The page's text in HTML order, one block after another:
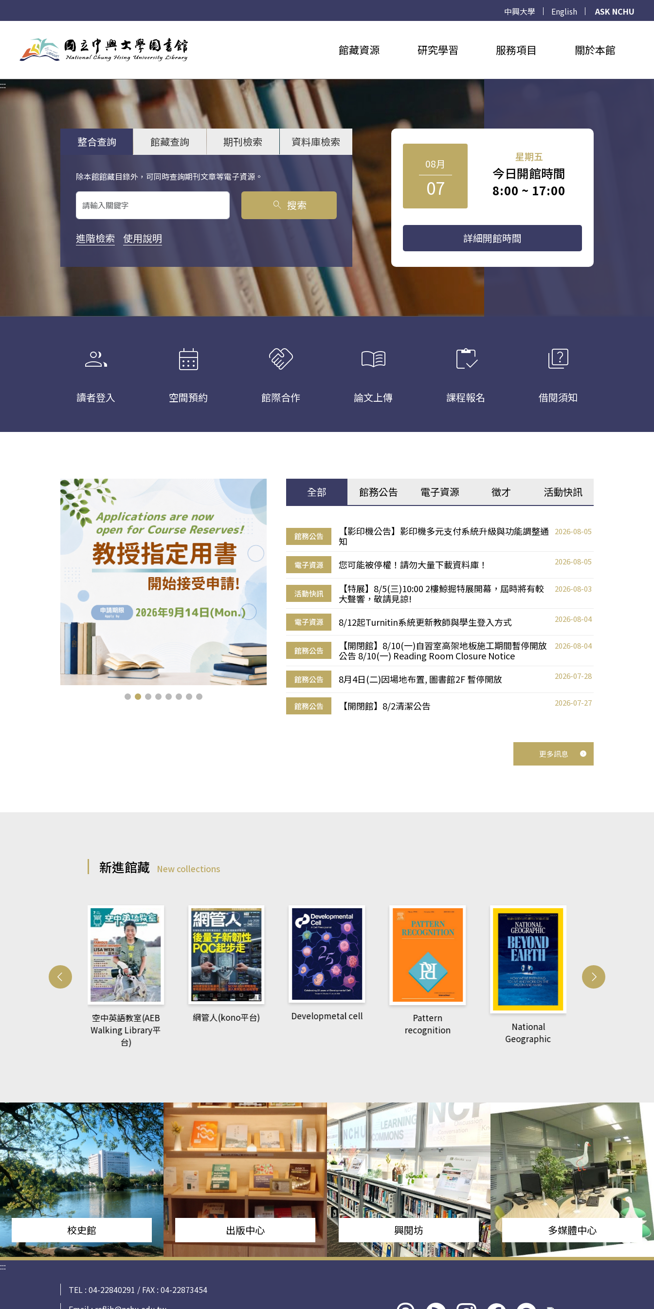
中興大學 English
ASK NCHU
館藏資源 研究學習 服務項目 關於本館
:::
整合查詢 館藏查詢 期刊檢索 資料庫檢索
除本館館藏目錄外，可同時查詢期刊文章等電子資源。
關鍵字搜尋
search 搜索
進階檢索 使用說明
08月
07
星期五
今日開館時間
8:00 ~ 17:00
詳細開館時間
group
讀者登入
calendar_month
空間預約
handshake
館際合作
menu_book
論文上傳
inventory
課程報名
quiz
借閱須知
全部 館務公告 電子資源 徵才 活動快訊
館務公告
【影印機公告】影印機多元支付系統升級與功能調整通
知
2026-08-05
電子資源 您可能被停權！請勿大量下載資料庫！ 2026-08-05
活動快訊
【特展】8/5(三)10:00 2樓鯨掘特展開幕，屆時將有較
大聲響，敬請見諒!
2026-08-03
電子資源 8/12起Turnitin系統更新教師與學生登入方式 2026-08-04
館務公告
【開閉館】8/10(一)自習室高架地板施工期間暫停開放
公告 8/10(一) Reading Room Closure Notice
2026-08-04
館務公告 8月4日(二)因場地布置, 圖書館2F 暫停開放 2026-07-28
館務公告 【開閉館】8/2清潔公告 2026-07-27
更多訊息
新進館藏 New collections
網管人(kono平台) Developmetal cell
Pattern
National
Geographic
Harvard Business
Review
校史館 出版中心 興閱坊 多媒體中心
:::
TEL : 04-22840291 / FAX : 04-22873454